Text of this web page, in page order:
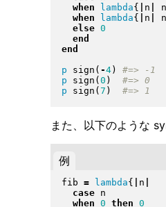
when
lambda{ n
when
lambda{ n
else 0
end
end
p sign ( -4)
p sign ( 0 )
p sign ( 7 )
また、以下のような
例
fib = lambda{ n
case n
when 0 then 0